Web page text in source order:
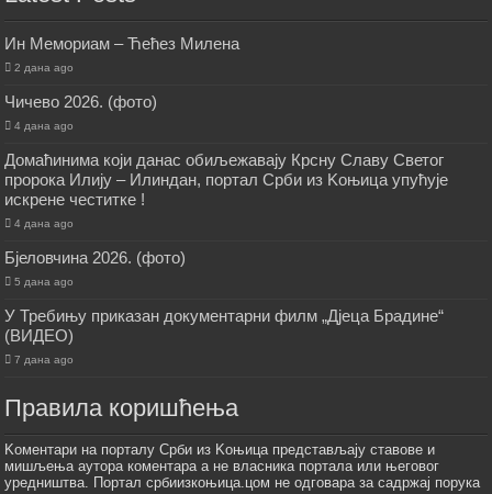
Ин Мемориам – Ћећез Милена
2 дана ago
Чичево 2026. (фото)
4 дана ago
Домаћинима који данас обиљежавају Крсну Славу Светог
пророка Илију – Илиндан, портал Срби из Kоњица упућује
искрене честитке !
4 дана ago
Бјеловчина 2026. (фото)
5 дана ago
У Требињу приказан документарни филм „Дјеца Брадине“
(ВИДЕО)
7 дана ago
Правила коришћења
Kоментари на порталу Срби из Kоњица представљају ставове и
мишљења аутора коментара а не власника портала или његовог
уредништва. Портал србиизкоњица.цом не одговара за садржај порука